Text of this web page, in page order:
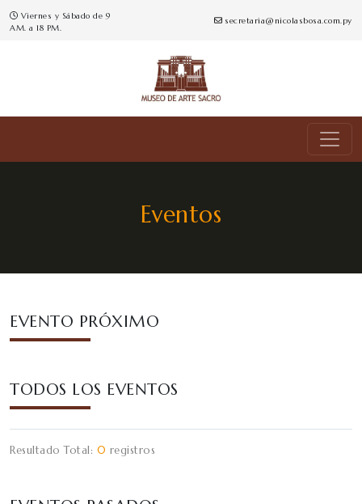
Viernes y Sábado de 9
AM. a 18 PM.
secretaria@nicolasbosa.com.py
Eventos
EVENTO PRÓXIMO
TODOS LOS EVENTOS
Resultado Total: 0 registros